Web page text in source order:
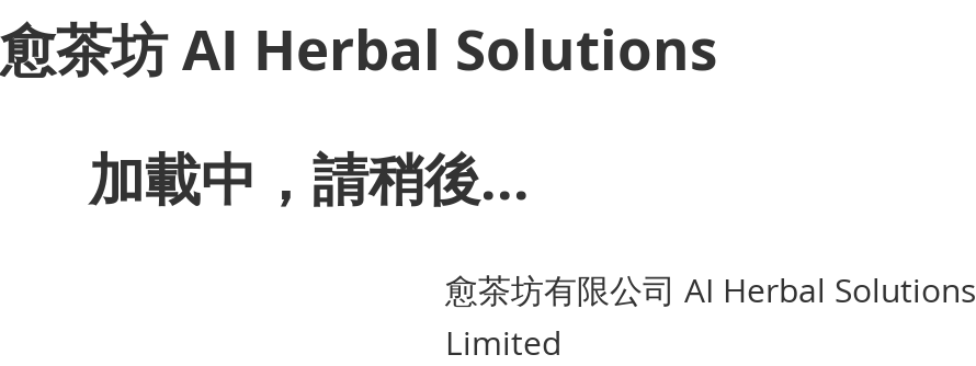
​愈茶坊 AI Herbal Solutions
加載中，請稍後...
​愈茶坊有限公司 AI Herbal Solutions
Limited